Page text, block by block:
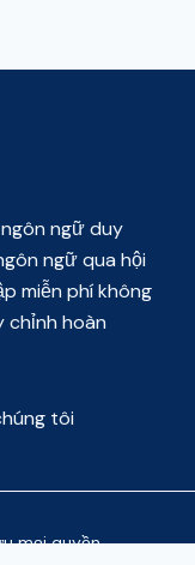
ngữ duy
ngữ qua hội
miễn phí không
chỉnh hoàn
tôi
mọi quyền.